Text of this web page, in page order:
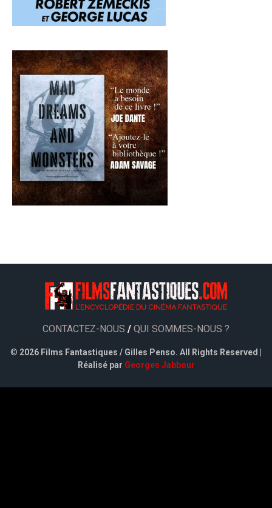
CONTACTEZ-NOUS / QUI SOMMES-NOUS ?
© 2026 Films Fantastiques / Gilles Penso. All Rights Reserved |
Réalisé par Georges Jabbour